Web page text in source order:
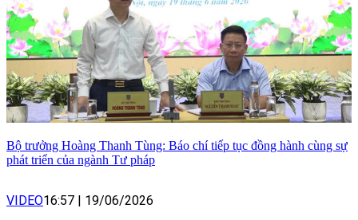
Bộ trưởng Hoàng Thanh Tùng: Báo chí tiếp tục đồng hành cùng sự
phát triển của ngành Tư pháp
VIDEO16:57 | 19/06/2026